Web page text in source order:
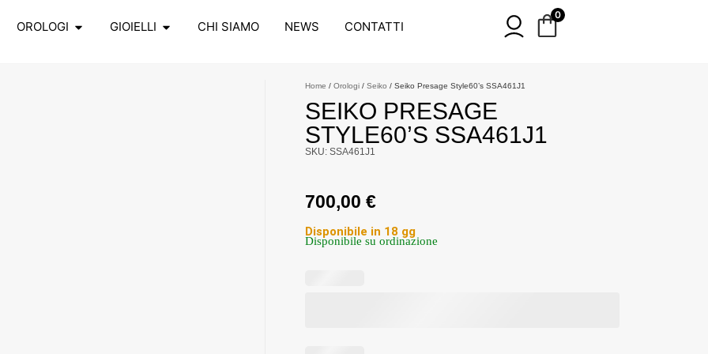
OROLOGI GIOIELLI CHI SIAMO NEWS CONTATTI
0
Home / Orologi / Seiko / Seiko Presage Style60’s SSA461J1
SEIKO PRESAGE
STYLE60’S SSA461J1
SKU: SSA461J1
700,00 €
Disponibile in 18 gg
Disponibile su ordinazione